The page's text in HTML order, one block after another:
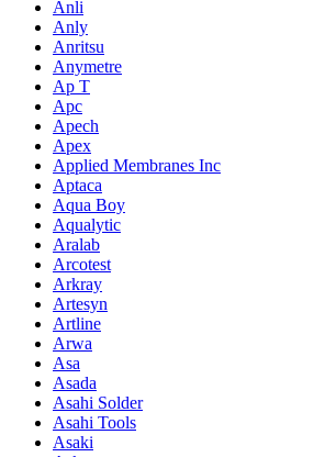
Anli
Anly
Anritsu
Anymetre
Ap T
Apc
Apech
Apex
Applied Membranes Inc
Aptaca
Aqua Boy
Aqualytic
Aralab
Arcotest
Arkray
Artesyn
Artline
Arwa
Asa
Asada
Asahi Solder
Asahi Tools
Asaki